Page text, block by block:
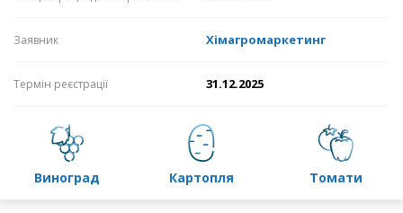
Заявник Хімагромаркетинг
Термін реєстрації 31.12.2025
виноград картопля томати